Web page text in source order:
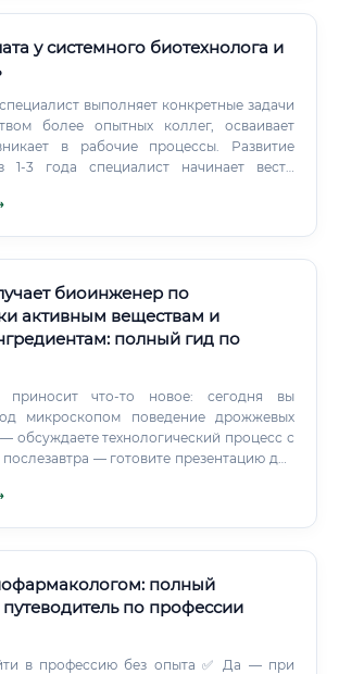
у системного биотехнолога и
выполняет конкретные задачи
более опытных коллег, осваивает
в рабочие процессы. Развитие
1-3 года специалист начинает вести
большого проекта.
биоинженер по
активным веществам и
полный гид по
что-то новое: сегодня вы
микроскопом поведение дрожжевых
— обсуждаете технологический процесс с
— готовите презентацию для
по биоинженерии БАВ и пищевых
полный
по профессии
в профессию без опыта ✅ Да — при